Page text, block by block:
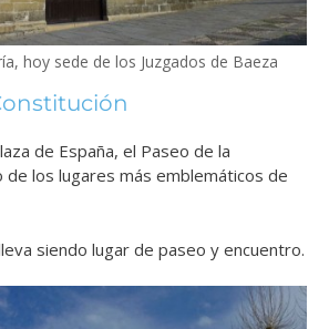
hoy sede de los Juzgados de Baeza
de España, el Paseo de la
de los lugares más emblemáticos de
siendo lugar de paseo y encuentro.